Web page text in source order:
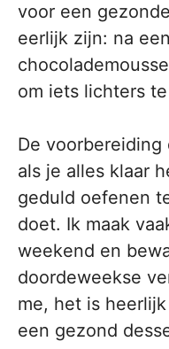
voor een
eerlijk zijn: na
om iets lichters
De voorbereiding
als je alles klaar
geduld oefenen
doet. Ik maak
weekend en
doordeweekse
me, het is
een gezond